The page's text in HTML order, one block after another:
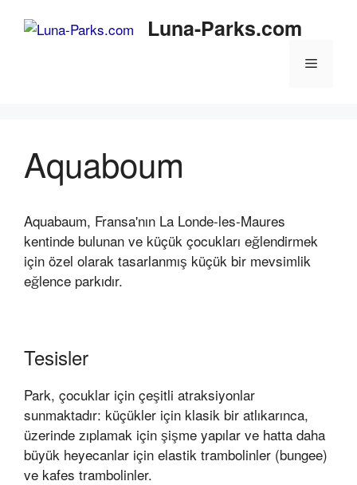
Luna-Parks.com
Menü
Aquaboum
Aquabaum, Fransa'nın La Londe-les-Maures
kentinde bulunan ve küçük çocukları eğlendirmek
için özel olarak tasarlanmış küçük bir mevsimlik
eğlence parkıdır.
Tesisler
Park, çocuklar için çeşitli atraksiyonlar
sunmaktadır: küçükler için klasik bir atlıkarınca,
üzerinde zıplamak için şişme yapılar ve hatta daha
büyük heyecanlar için elastik trambolinler (bungee)
ve kafes trambolinler.